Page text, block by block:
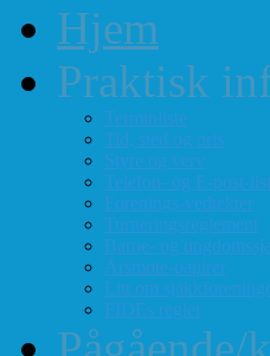
Hjem
Praktisk
Terminliste
Tid, sted og pris
Styre og verv
Telefon- og E-post-
Forenings-vedtekter
Turneringsreglement
Barne- og
Årsmøte-papirer
Litt om
FIDEs regler